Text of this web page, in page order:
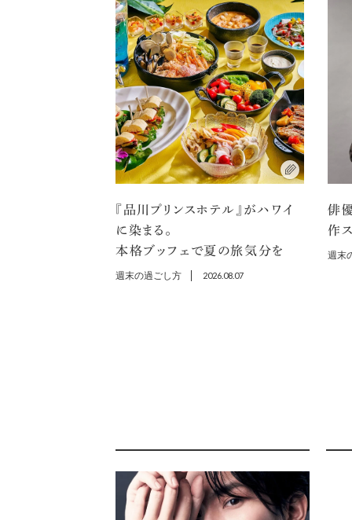
『品川プリンスホテル』がハワイ
に染まる。
本格ブッフェで夏の旅気分を
週末の過ごし方 2026.08.07
俳
作
週末